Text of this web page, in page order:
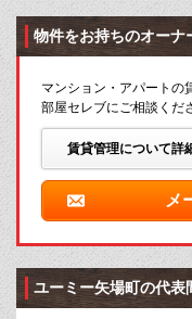
物件をお持ちのオーナ
マンション・アパートの
部屋セレブにご相談くだ
賃貸管理について詳
メ
ユーミー矢場町の代表